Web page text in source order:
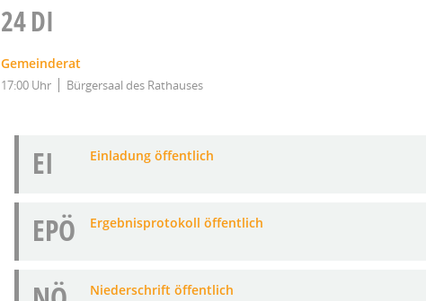
24DI
Gemeinderat
17:00 Uhr Bürgersaal des Rathauses
EI Einladung öffentlich
EPÖ Ergebnisprotokoll öffentlich
Niederschrift öffentlich